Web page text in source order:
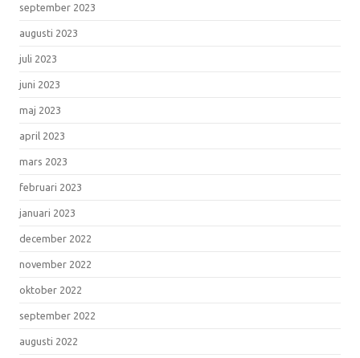
september 2023
augusti 2023
juli 2023
juni 2023
maj 2023
april 2023
mars 2023
februari 2023
januari 2023
december 2022
november 2022
oktober 2022
september 2022
augusti 2022